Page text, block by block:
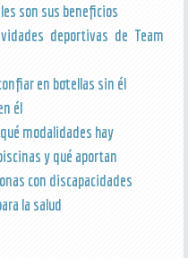
son sus beneficios
deportivas de Team
en botellas sin él
él
modalidades hay
y qué aportan
con discapacidades
la salud